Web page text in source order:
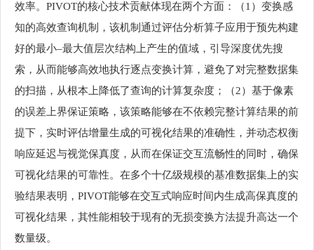
效率。PIVOT的核心技术贡献体现在两个方面：（1）变换感
知的高效查询机制，该机制通过评估分析算子应用于预先构建
好的最小–最大值层次结构上产生的值域，引导深度优先搜
索，从而能够高效地执行逐点变换计算，避免了对完整数据集
的扫描，从根本上降低了查询的计算复杂度；（2）基于像素
的误差上界保证策略，该策略能够在不依赖完整计算结果的前
提下，实时评估增量生成的可视化结果的准确性，并动态权衡
响应延迟与视觉保真度，从而在保证交互流畅性的同时，确保
可视化结果的可靠性。在多个十亿级规模的基准数据集上的实
验结果表明，PIVOT能够在交互式响应时间内生成高保真度的
可视化结果，其性能相较于现有的无损变换方法提升高达一个
数量级。